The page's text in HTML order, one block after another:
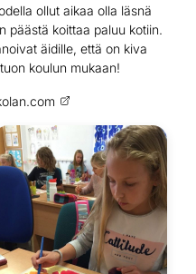
ollut aikaa olla läsnä
päästä koittaa paluu kotiin.
äidille, että on kiva
koulun mukaan!